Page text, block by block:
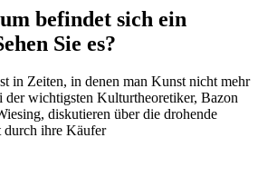
befindet sich ein
Sie es?
in Zeiten, in denen man Kunst nicht mehr
der wichtigsten Kulturtheoretiker, Bazon
diskutieren über die drohende
durch ihre Käufer